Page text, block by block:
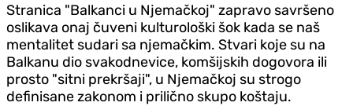
Stranica "Balkanci u Njemačkoj" zapravo savršeno
oslikava onaj čuveni kulturološki šok kada se naš
mentalitet sudari sa njemačkim. Stvari koje su na
Balkanu dio svakodnevice, komšijskih dogovora ili
prosto "sitni prekršaji", u Njemačkoj su strogo
definisane zakonom i prilično skupo koštaju.